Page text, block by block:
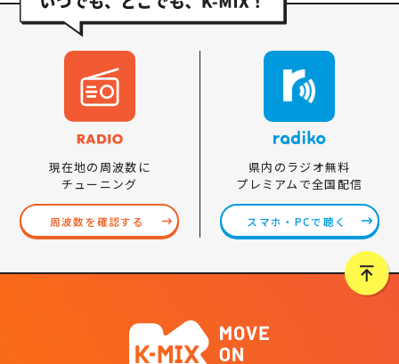
現在地の周波数に
チューニング
周波数を確認する
県内のラジオ無料
プレミアムで全国配信
スマホ・PCで聴く